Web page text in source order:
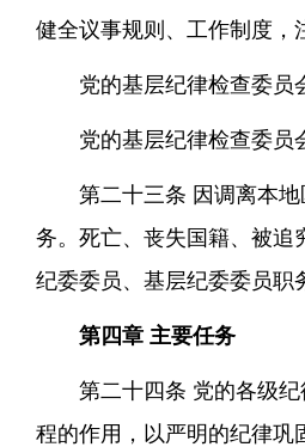
健全议事规则、工作制度，
党的基层纪律检查委员
党的基层纪律检查委员
第二十三条 因调离本
务。死亡、丧失国籍、被追
纪委委员、基层纪委委员职
第四章 主要任务
第二十四条 党的各级
程的作用，以严明的纪律巩